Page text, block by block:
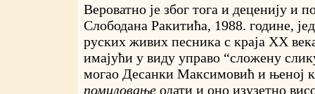
Вероватно је због тога и деценију и
Слободана Ракитића, 1988. године,
руских живих песника с краја ХХ
имајући у виду управо “сложену
могао Десанки Максимовић и њеној
помиловање одати и оно изузетно